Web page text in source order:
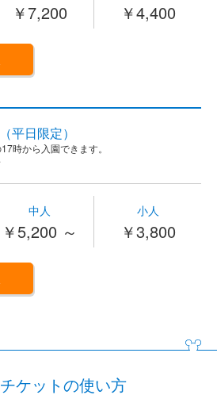
￥7,200 ￥4,400
平日限定）
時から入園できます。
中人
￥5,200 ～
小人
￥3,800
ケットの使い方